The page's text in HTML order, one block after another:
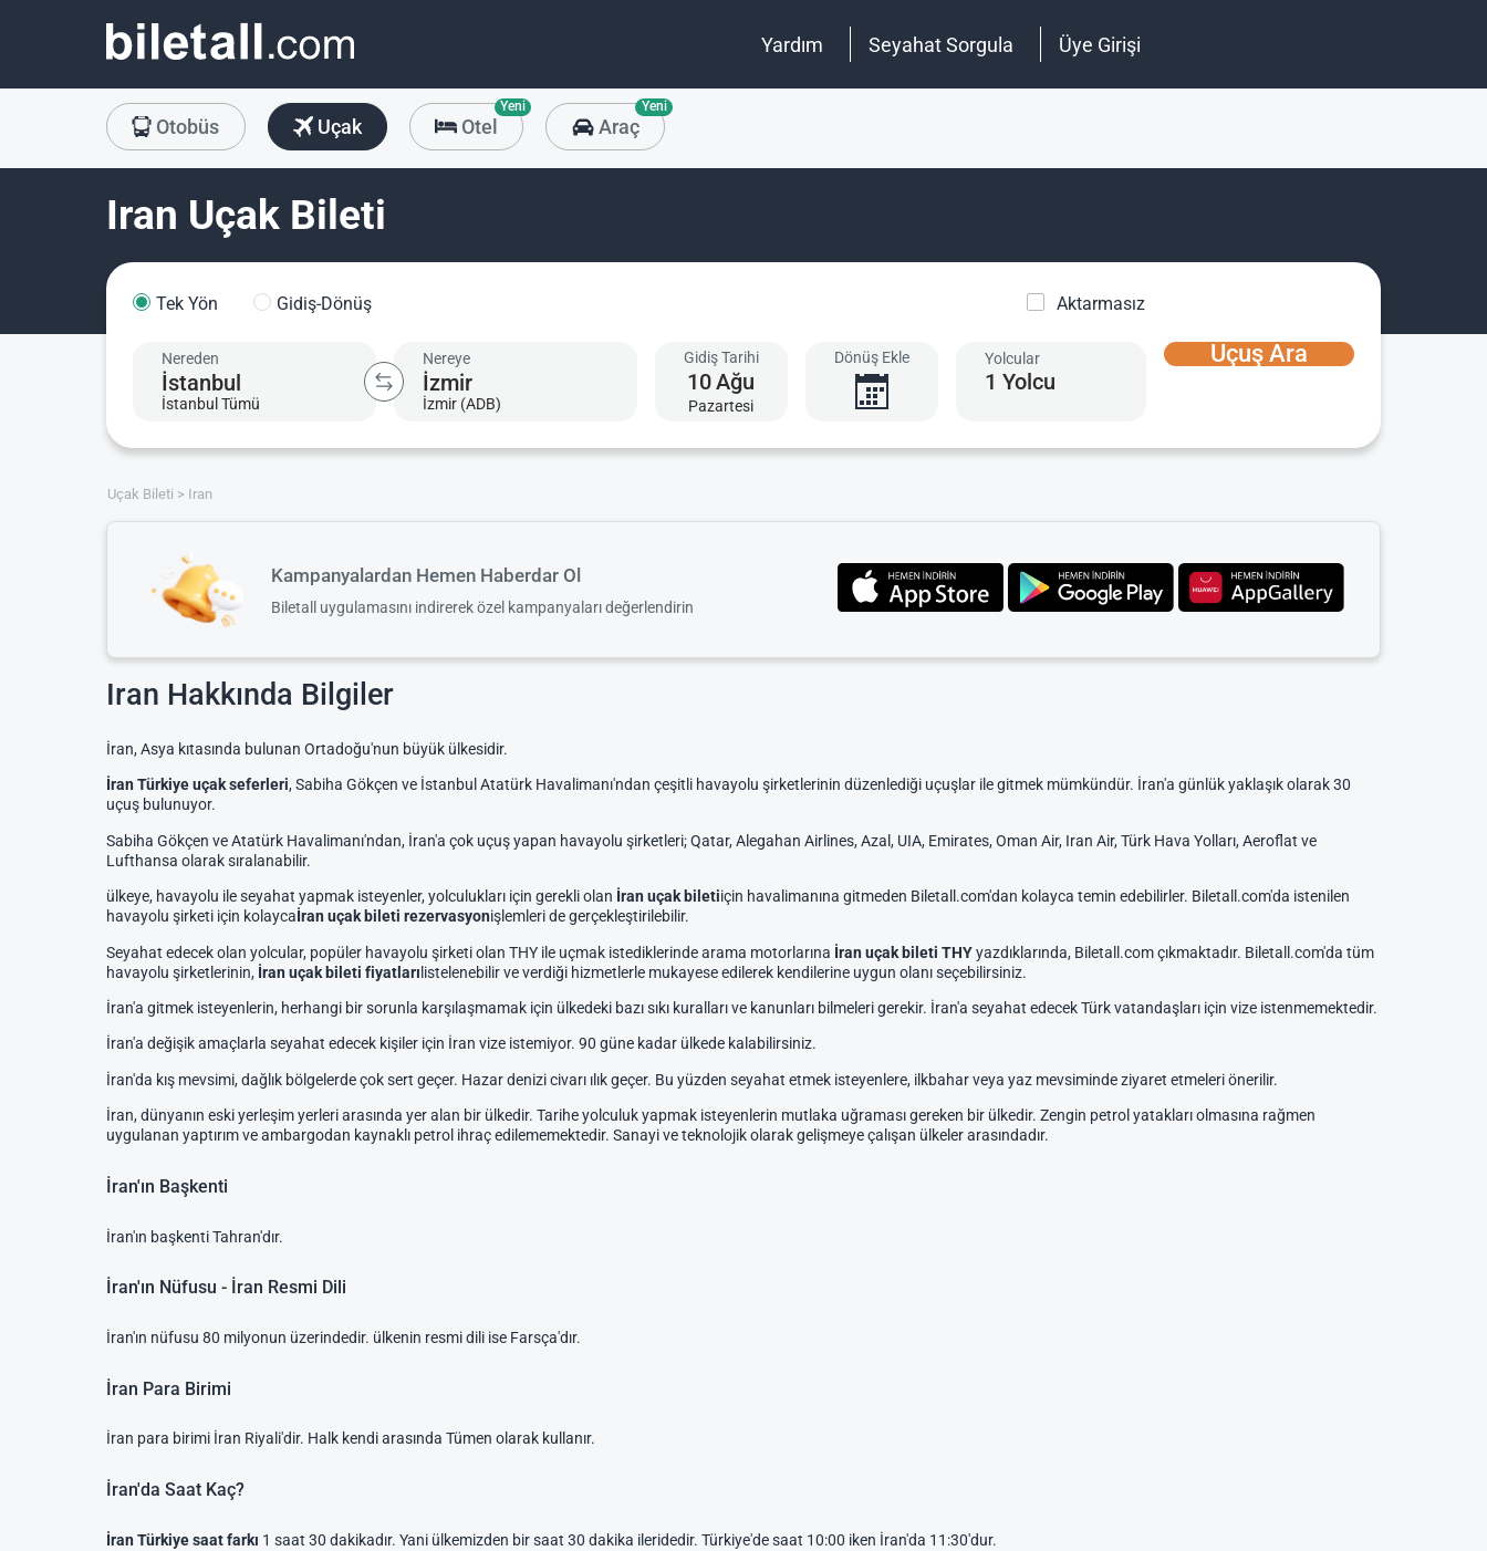
Yardım Seyahat Sorgula Üye Girişi
Otobüs Uçak Otel
Yeni
Araç
Yeni
Iran Uçak Bileti
Tek Yön Gidiş-Dönüş Aktarmasız
Nereden
İstanbul Tümü
Nereye
İzmir (ADB)
Gidiş Tarihi
10Ağu
Pazartesi
Dönüş Ekle Yolcular
1 Yolcu
Uçuş Ara
Uçak Bileti Iran
Kampanyalardan Hemen Haberdar Ol
Biletall uygulamasını indirerek özel kampanyaları değerlendirin
Iran Hakkında Bilgiler
İran, Asya kıtasında bulunan Ortadoğu'nun büyük ülkesidir.
İran Türkiye uçak seferleri, Sabiha Gökçen ve İstanbul Atatürk Havalimanı'ndan çeşitli havayolu şirketlerinin düzenlediği uçuşlar ile gitmek mümkündür. İran'a günlük yaklaşık olarak 30
uçuş bulunuyor.
Sabiha Gökçen ve Atatürk Havalimanı'ndan, İran'a çok uçuş yapan havayolu şirketleri; Qatar, Alegahan Airlines, Azal, UIA, Emirates, Oman Air, Iran Air, Türk Hava Yolları, Aeroflat ve
Lufthansa olarak sıralanabilir.
ülkeye, havayolu ile seyahat yapmak isteyenler, yolculukları için gerekli olan İran uçak biletiiçin havalimanına gitmeden Biletall.com'dan kolayca temin edebilirler. Biletall.com'da istenilen
havayolu şirketi için kolaycaİran uçak bileti rezervasyonişlemleri de gerçekleştirilebilir.
Seyahat edecek olan yolcular, popüler havayolu şirketi olan THY ile uçmak istediklerinde arama motorlarına İran uçak bileti THYyazdıklarında, Biletall.com çıkmaktadır. Biletall.com'da tüm
havayolu şirketlerinin, İran uçak bileti fiyatları listelenebilir ve verdiği hizmetlerle mukayese edilerek kendilerine uygun olanı seçebilirsiniz.
İran'a gitmek isteyenlerin, herhangi bir sorunla karşılaşmamak için ülkedeki bazı sıkı kuralları ve kanunları bilmeleri gerekir. İran'a seyahat edecek Türk vatandaşları için vize istenmemektedir.
İran'a değişik amaçlarla seyahat edecek kişiler için İran vize istemiyor. 90 güne kadar ülkede kalabilirsiniz.
İran'da kış mevsimi, dağlık bölgelerde çok sert geçer. Hazar denizi civarı ılık geçer. Bu yüzden seyahat etmek isteyenlere, ilkbahar veya yaz mevsiminde ziyaret etmeleri önerilir.
İran, dünyanın eski yerleşim yerleri arasında yer alan bir ülkedir. Tarihe yolculuk yapmak isteyenlerin mutlaka uğraması gereken bir ülkedir. Zengin petrol yatakları olmasına rağmen
uygulanan yaptırım ve ambargodan kaynaklı petrol ihraç edilememektedir. Sanayi ve teknolojik olarak gelişmeye çalışan ülkeler arasındadır.
İran'ın Başkenti
İran'ın başkenti Tahran'dır.
İran'ın Nüfusu - İran Resmi Dili
İran'ın nüfusu 80 milyonun üzerindedir. ülkenin resmi dili ise Farsça'dır.
İran Para Birimi
İran para birimi İran Riyali'dir. Halk kendi arasında Tümen olarak kullanır.
İran'da Saat Kaç?
İran Türkiye saat farkı 1 saat 30 dakikadır. Yani ülkemizden bir saat 30 dakika ileridedir. Türkiye'de saat 10:00 iken İran'da 11:30'dur.